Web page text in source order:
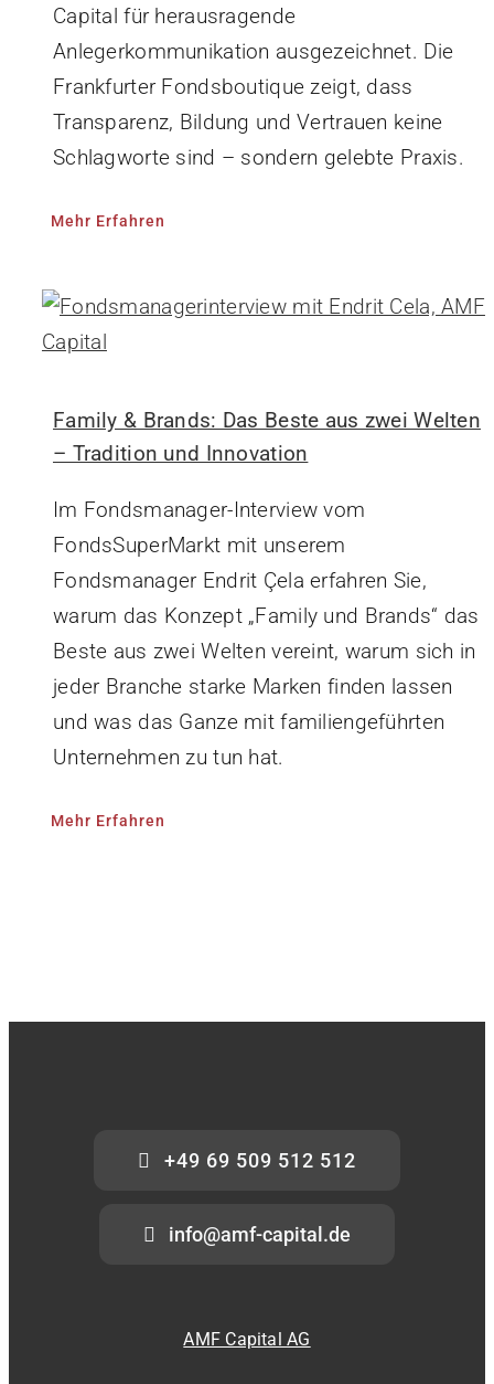
Capital für herausragende
Anlegerkommunikation ausgezeichnet. Die
Frankfurter Fondsboutique zeigt, dass
Transparenz, Bildung und Vertrauen keine
Schlagworte sind – sondern gelebte Praxis.
Mehr Erfahren
Family & Brands: Das Beste aus zwei Welten
– Tradition und Innovation
Im Fondsmanager-Interview vom
FondsSuperMarkt mit unserem
Fondsmanager Endrit Çela erfahren Sie,
warum das Konzept „Family und Brands“ das
Beste aus zwei Welten vereint, warum sich in
jeder Branche starke Marken finden lassen
und was das Ganze mit familiengeführten
Unternehmen zu tun hat.
Mehr Erfahren
+49 69 509 512 512
info@amf-capital.de
AMF Capital AG